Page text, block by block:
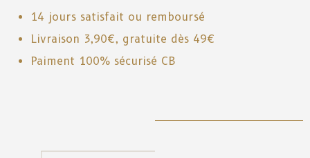
14 jours satisfait ou remboursé
Livraison 3,90€, gratuite dès 49€
Paiment 100% sécurisé CB